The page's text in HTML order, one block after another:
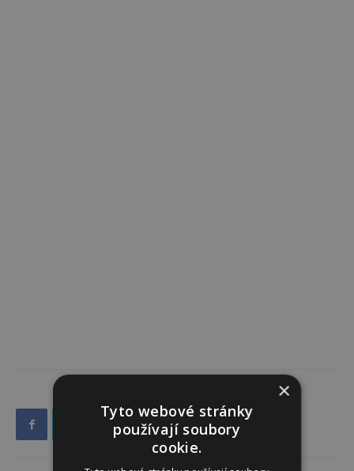
×
Tyto webové stránky
používají soubory
cookie.